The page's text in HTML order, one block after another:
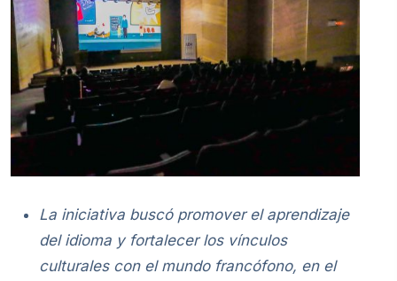
La iniciativa buscó promover el aprendizaje
del idioma y fortalecer los vínculos
culturales con el mundo francófono, en el